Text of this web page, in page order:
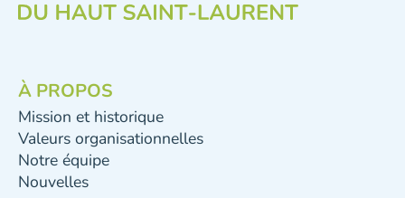
À PROPOS
Mission et historique
Valeurs organisationnelles
Notre équipe
Nouvelles